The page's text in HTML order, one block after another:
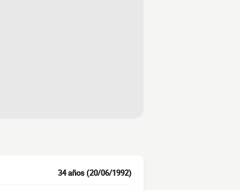
34 años (20/06/1992)